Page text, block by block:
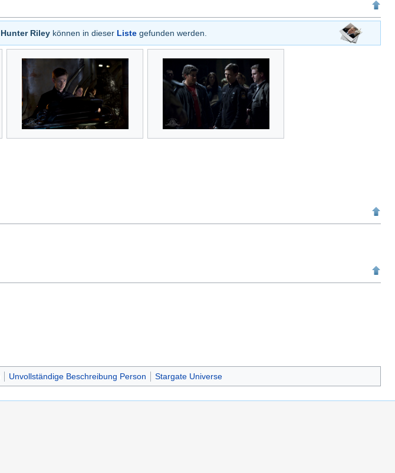
Hunter Rileykönnen in dieser Listegefunden werden.
Unvollständige Beschreibung Person Stargate Universe